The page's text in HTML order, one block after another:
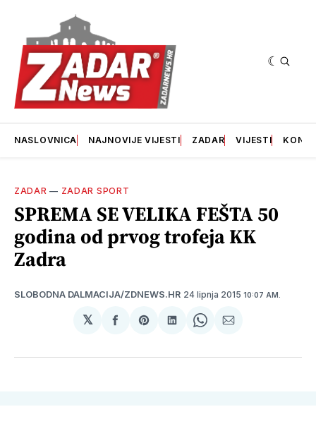
NASLOVNICA NAJNOVIJE VIJESTI ZADAR VIJESTI
ZADAR — ZADAR SPORT
SPREMA SE VELIKA FEŠTA 50
godina od prvog trofeja KK
Zadra
SLOBODNA DALMACIJA/ZDNEWS.HR 24 lipnja 2015 10:07 AM.
𝕏
podijeliSharepodijeliSharepodijeli